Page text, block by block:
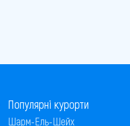
Популярні курорти
Шарм-Ель-Шейх